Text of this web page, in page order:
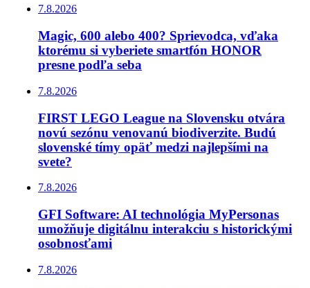
7.8.2026
Magic, 600 alebo 400? Sprievodca, vďaka
ktorému si vyberiete smartfón HONOR
presne podľa seba
7.8.2026
FIRST LEGO League na Slovensku otvára
novú sezónu venovanú biodiverzite. Budú
slovenské tímy opäť medzi najlepšími na
svete?
7.8.2026
GFI Software: AI technológia MyPersonas
umožňuje digitálnu interakciu s historickými
osobnosťami
7.8.2026